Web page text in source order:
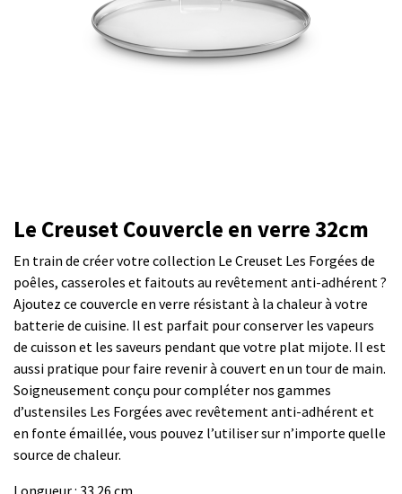
Le Creuset Couvercle en verre 32cm
En train de créer votre collection Le Creuset Les Forgées de
poêles, casseroles et faitouts au revêtement anti-adhérent ?
Ajoutez ce couvercle en verre résistant à la chaleur à votre
batterie de cuisine. Il est parfait pour conserver les vapeurs
de cuisson et les saveurs pendant que votre plat mijote. Il est
aussi pratique pour faire revenir à couvert en un tour de main.
Soigneusement conçu pour compléter nos gammes
d’ustensiles Les Forgées avec revêtement anti-adhérent et
en fonte émaillée, vous pouvez l’utiliser sur n’importe quelle
source de chaleur.